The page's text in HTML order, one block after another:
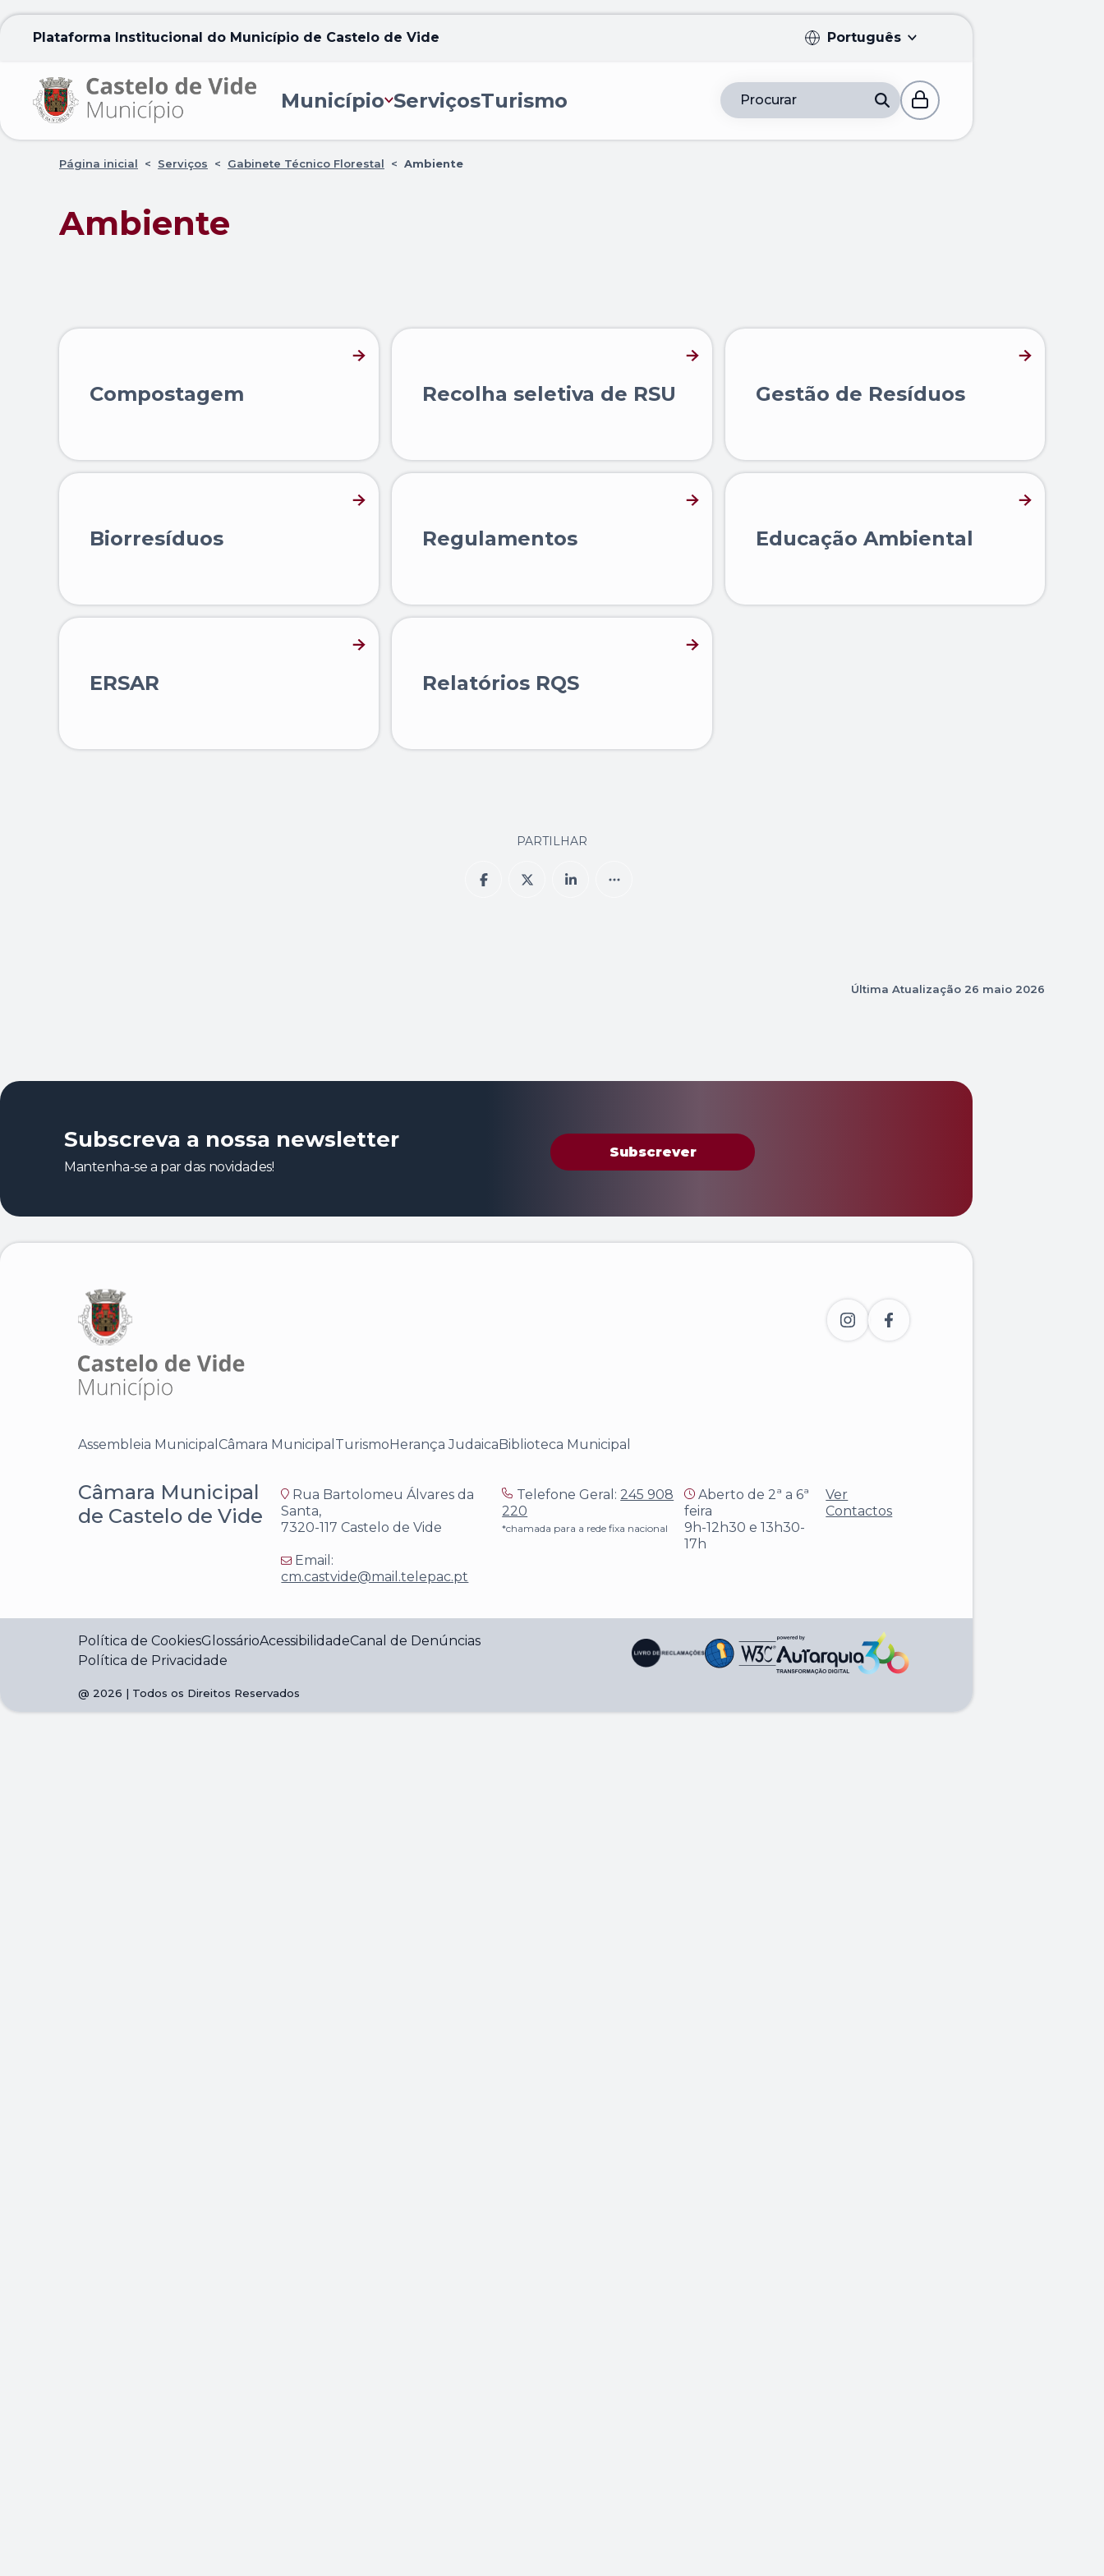
Plataforma Institucional do Município de Castelo de Vide Português
Português
English
Município ServiçosTurismo Procurar
Página inicial < Serviços < Gabinete Técnico Florestal < Ambiente
Ambiente
Compostagem Recolha seletiva de RSU Gestão de Resíduos
Biorresíduos Regulamentos Educação Ambiental
ERSAR Relatórios RQS
PARTILHAR
Última Atualização 26 maio 2026
Subscreva a nossa newsletter
Mantenha-se a par das novidades!
Subscrever
Assembleia Municipal Câmara Municipal TurismoHerança JudaicaBiblioteca Municipal
Câmara Municipal
de Castelo de Vide
Rua Bartolomeu Álvares da
Santa,
7320-117 Castelo de Vide
Email:
cm.castvide@mail.telepac.pt
Telefone Geral: 245 908
220
*chamada para a rede fixa nacional
Aberto de 2ª a 6ª
feira
9h-12h30 e 13h30-
17h
Ver
Contactos
Política de CookiesGlossárioAcessibilidadeCanal de Denúncias
Política de Privacidade
@ 2026 | Todos os Direitos Reservados